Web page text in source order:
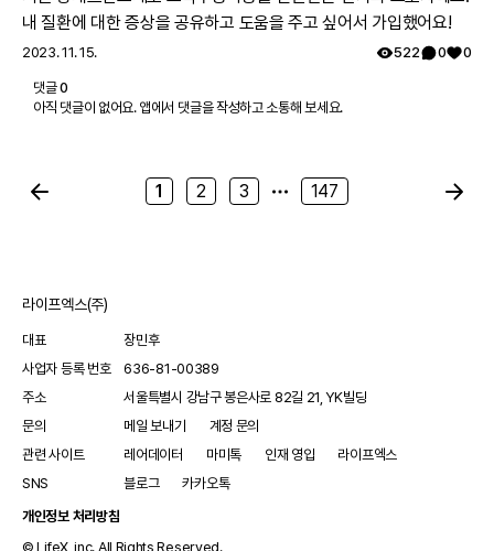
내 질환에 대한 증상을 공유하고 도움을 주고 싶어서 가입했어요!
2023. 11. 15. 522 0 0
댓글0
아직 댓글이 없어요. 앱에서 댓글을 작성하고 소통해 보세요.
1 2 3 147
라이프엑스(주)
대표
장민후
사업자 등록 번호
636-81-00389
주소
서울특별시 강남구 봉은사로 82길 21, YK빌딩
문의
메일 보내기
계정 문의
관련 사이트
레어데이터 마미톡 인재 영입
라이프엑스
SNS
블로그
카카오톡
개인정보 처리방침
© LifeX, inc. All Rights Reserved.